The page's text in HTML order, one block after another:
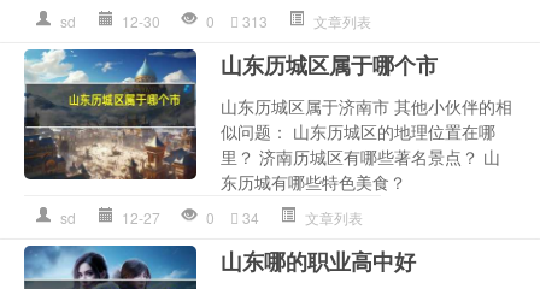
sd 12-30 0 313 文章列表
山东历城区属于哪个市
山东历城区属于济南市 其他小伙伴的相
似问题： 山东历城区的地理位置在哪
里？ 济南历城区有哪些著名景点？ 山
东历城有哪些特色美食？
sd 12-27 0 34 文章列表
山东哪的职业高中好